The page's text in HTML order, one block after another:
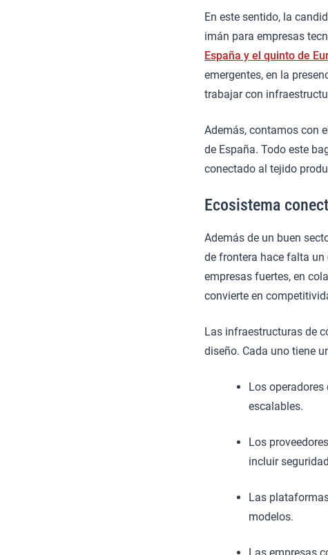
En este sentido, la
imán para empresas
España y el quinto de
emergentes, en la
trabajar con
Además, contamos con
de España. Todo este
conectado al tejido
Ecosistema
Además de un buen
de frontera hace falta un
empresas fuertes, en
convierte en
Las infraestructuras de
diseño. Cada uno tiene
Los
escalables.
Los
incluir
Las
modelos.